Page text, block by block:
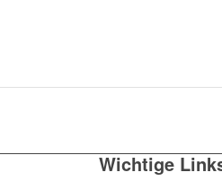
Wichtige